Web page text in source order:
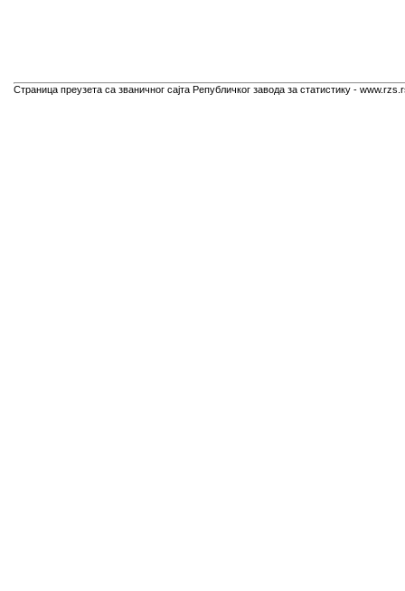
Страница преузета са званичног сајта Републичког завода за статистику -